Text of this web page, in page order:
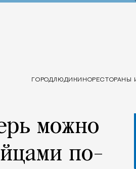
ГОРОДЛЮДИ КИНОРЕСТОРАНЫ
можно
по-